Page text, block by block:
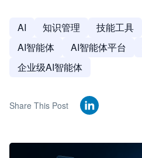
AI 知识管理 技能工具
AI智能体
AI智能体平台
企业级AI智能体
Share This Post